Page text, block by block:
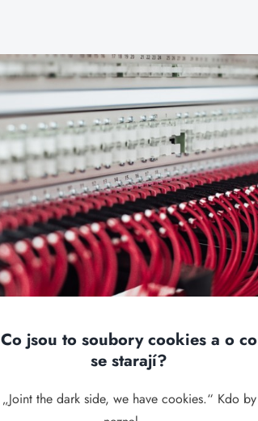
Co jsou to soubory cookies a o co
se starají?
„Joint the dark side, we have cookies.“ Kdo by